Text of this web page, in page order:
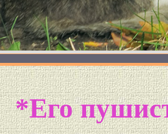
*Его